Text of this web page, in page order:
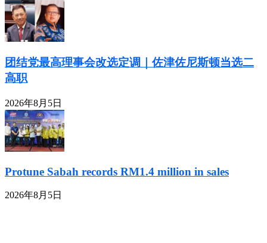
团结党最高理事会改选定调｜佐津佐尼斯顿当选二
高职
2026年8月5日
Protune Sabah records RM1.4 million in sales
2026年8月5日